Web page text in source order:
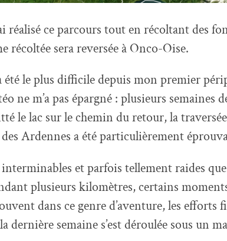
réalisé ce parcours tout en récoltant des
récoltée sera reversée à Onco-Oise.
été le plus difficile depuis mon premier
ne m’a pas épargné : plusieurs semaines
le lac sur le chemin du retour, la traversée
Ardennes a été particulièrement
et parfois tellement raides
plusieurs kilomètres, certains
dans ce genre d’aventure, les efforts
dernière semaine s’est déroulée sous un